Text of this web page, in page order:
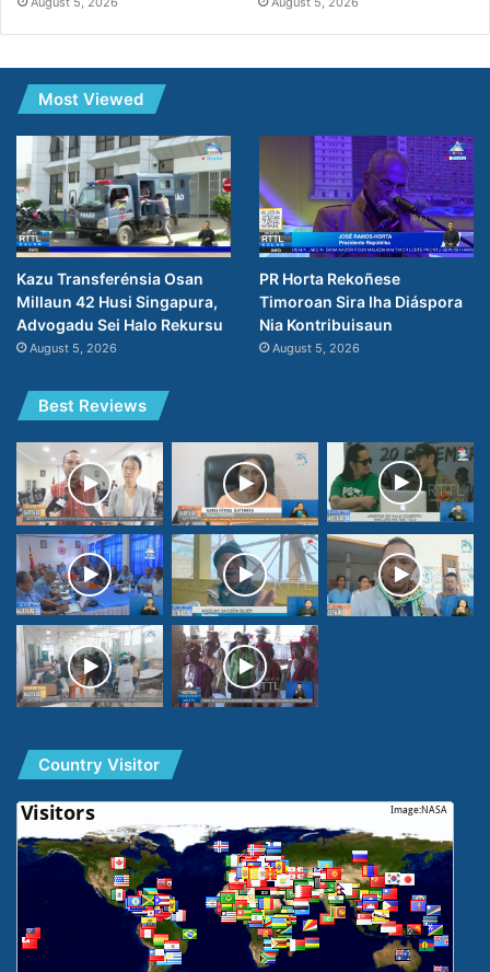
Most Viewed
Kazu Transferénsia Osan
Millaun 42 Husi Singapura,
Advogadu Sei Halo Rekursu
August 5, 2026
PR Horta Rekoñese
Timoroan Sira Iha Diáspora
Nia Kontribuisaun
August 5, 2026
Best Reviews
Country Visitor